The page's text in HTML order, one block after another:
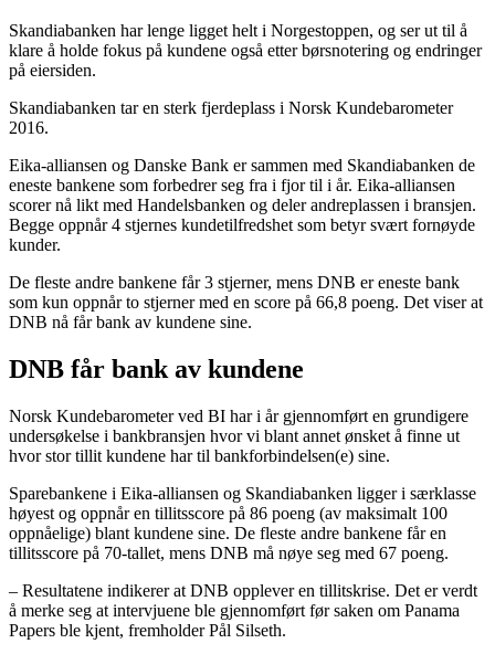
Skandiabanken har lenge ligget helt i Norgestoppen, og ser ut til å
klare å holde fokus på kundene også etter børsnotering og endringer
på eiersiden.
Skandiabanken tar en sterk fjerdeplass i Norsk Kundebarometer
2016.
Eika-alliansen og Danske Bank er sammen med Skandiabanken de
eneste bankene som forbedrer seg fra i fjor til i år. Eika-alliansen
scorer nå likt med Handelsbanken og deler andreplassen i bransjen.
Begge oppnår 4 stjernes kundetilfredshet som betyr svært fornøyde
kunder.
De fleste andre bankene får 3 stjerner, mens DNB er eneste bank
som kun oppnår to stjerner med en score på 66,8 poeng. Det viser at
DNB nå får bank av kundene sine.
DNB får bank av kundene
Norsk Kundebarometer ved BI har i år gjennomført en grundigere
undersøkelse i bankbransjen hvor vi blant annet ønsket å finne ut
hvor stor tillit kundene har til bankforbindelsen(e) sine.
Sparebankene i Eika-alliansen og Skandiabanken ligger i særklasse
høyest og oppnår en tillitsscore på 86 poeng (av maksimalt 100
oppnåelige) blant kundene sine. De fleste andre bankene får en
tillitsscore på 70-tallet, mens DNB må nøye seg med 67 poeng.
– Resultatene indikerer at DNB opplever en tillitskrise. Det er verdt
å merke seg at intervjuene ble gjennomført før saken om Panama
Papers ble kjent, fremholder Pål Silseth.